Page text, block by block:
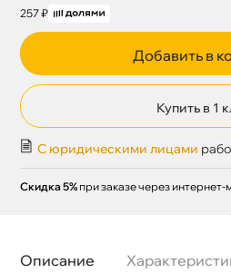
257 ₽
Добавить в
Купить в 1
С юридическими лицами
Скидка 5% при заказе через интернет-
Описание